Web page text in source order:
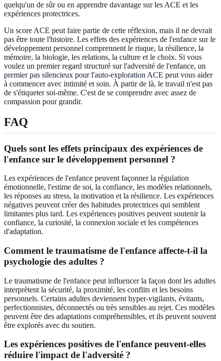
quelqu'un de sûr ou en apprendre davantage sur les ACE et les
expériences protectrices.
Un score ACE peut faire partie de cette réflexion, mais il ne devrait
pas être toute l'histoire. Les effets des expériences de l'enfance sur le
développement personnel comprennent le risque, la résilience, la
mémoire, la biologie, les relations, la culture et le choix. Si vous
voulez un premier regard structuré sur l'adversité de l'enfance, un
premier pas silencieux pour l'auto-exploration ACE peut vous aider
à commencer avec intimité et soin. À partir de là, le travail n'est pas
de s'étiqueter soi-même. C'est de se comprendre avec assez de
compassion pour grandir.
FAQ
Quels sont les effets principaux des expériences de
l'enfance sur le développement personnel ?
Les expériences de l'enfance peuvent façonner la régulation
émotionnelle, l'estime de soi, la confiance, les modèles relationnels,
les réponses au stress, la motivation et la résilience. Les expériences
négatives peuvent créer des habitudes protectrices qui semblent
limitantes plus tard. Les expériences positives peuvent soutenir la
confiance, la curiosité, la connexion sociale et les compétences
d'adaptation.
Comment le traumatisme de l'enfance affecte-t-il la
psychologie des adultes ?
Le traumatisme de l'enfance peut influencer la façon dont les adultes
interprètent la sécurité, la proximité, les conflits et les besoins
personnels. Certains adultes deviennent hyper-vigilants, évitants,
perfectionnistes, déconnectés ou très sensibles au rejet. Ces modèles
peuvent être des adaptations compréhensibles, et ils peuvent souvent
être explorés avec du soutien.
Les expériences positives de l'enfance peuvent-elles
réduire l'impact de l'adversité ?